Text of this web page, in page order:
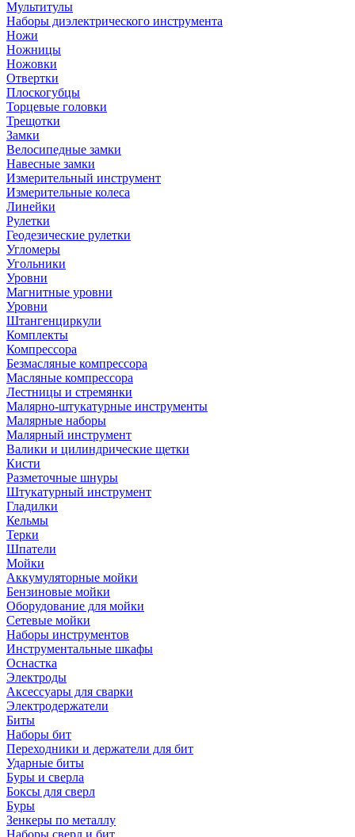
Мультитулы
Наборы диэлектрического инструмента
Ножи
Ножницы
Ножовки
Отвертки
Плоскогубцы
Торцевые головки
Трещотки
Замки
Велосипедные замки
Навесные замки
Измерительный инструмент
Измерительные колеса
Линейки
Рулетки
Геодезические рулетки
Угломеры
Угольники
Уровни
Магнитные уровни
Уровни
Штангенциркули
Комплекты
Компрессора
Безмасляные компрессора
Масляные компрессора
Лестницы и стремянки
Малярно-штукатурные инструменты
Малярные наборы
Малярный инструмент
Валики и цилиндрические щетки
Кисти
Разметочные шнуры
Штукатурный инструмент
Гладилки
Кельмы
Терки
Шпатели
Мойки
Аккумуляторные мойки
Бензиновые мойки
Оборудование для мойки
Сетевые мойки
Наборы инструментов
Инструментальные шкафы
Оснастка
Электроды
Аксессуары для сварки
Электродержатели
Биты
Наборы бит
Переходники и держатели для бит
Ударные биты
Буры и сверла
Боксы для сверл
Буры
Зенкеры по металлу
Наборы сверл и бит